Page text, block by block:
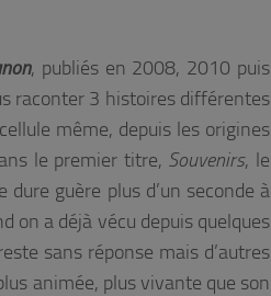
, publiés en 2008, 2010 puis
raconter 3 histoires différentes
même, depuis les origines
le premier titre, Souvenirs, le
guère plus d’un seconde à
on a déjà vécu depuis quelques
sans réponse mais d’autres
animée, plus vivante que son